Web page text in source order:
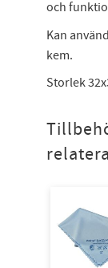
och
Kan
kem.
Storlek